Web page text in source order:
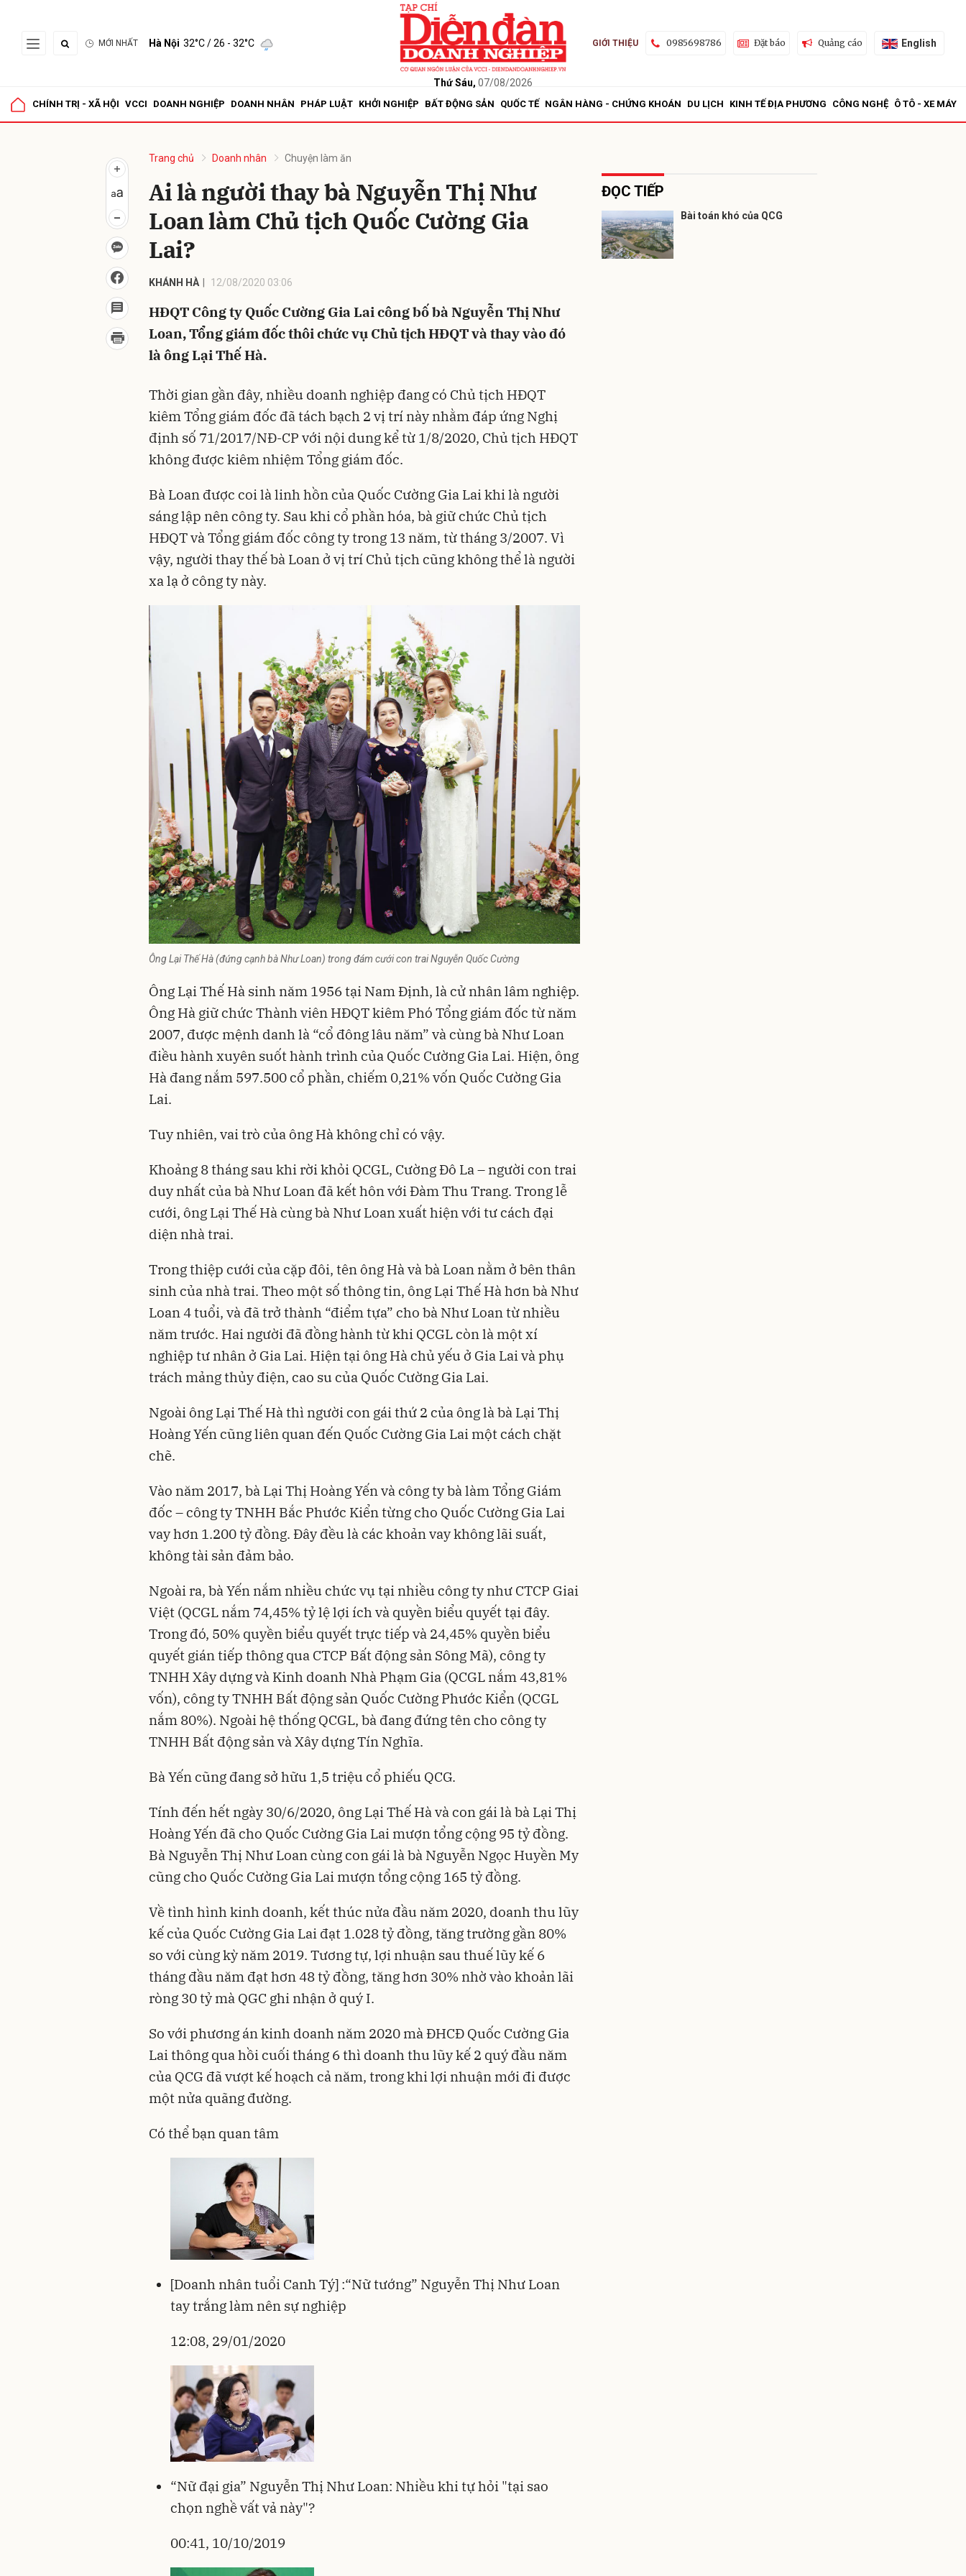
MỚI NHẤT Hà Nội 32°C/ 26 - 32°C
Thứ Sáu, 07/08/2026
GIỚI THIỆU 0985698786 Đặt báo Quảng cáo English
CHÍNH TRỊ - XÃ HỘI VCCI DOANH NGHIỆP DOANH NHÂN PHÁP LUẬT KHỞI NGHIỆP BẤT ĐỘNG SẢN QUỐC TẾ NGÂN HÀNG - CHỨNG KHOÁN DU LỊCH KINH TẾ ĐỊA PHƯƠNG CÔNG NGHỆ Ô TÔ - XE MÁY
Trang chủ Doanh nhân Chuyện làm ăn
Ai là người thay bà Nguyễn Thị Như
Loan làm Chủ tịch Quốc Cường Gia
Lai?
KHÁNH HÀ 12/08/2020 03:06
HĐQT Công ty Quốc Cường Gia Lai công bố bà Nguyễn Thị Như
Loan, Tổng giám đốc thôi chức vụ Chủ tịch HĐQT và thay vào đó
là ông Lại Thế Hà.
Thời gian gần đây, nhiều doanh nghiệp đang có Chủ tịch HĐQT
kiêm Tổng giám đốc đã tách bạch 2 vị trí này nhằm đáp ứng Nghị
định số 71/2017/NĐ-CP với nội dung kể từ 1/8/2020, Chủ tịch HĐQT
không được kiêm nhiệm Tổng giám đốc.
Bà Loan được coi là linh hồn của Quốc Cường Gia Lai khi là người
sáng lập nên công ty. Sau khi cổ phần hóa, bà giữ chức Chủ tịch
HĐQT và Tổng giám đốc công ty trong 13 năm, từ tháng 3/2007. Vì
vậy, người thay thế bà Loan ở vị trí Chủ tịch cũng không thể là người
xa lạ ở công ty này.
Ông Lại Thế Hà (đứng cạnh bà Như Loan) trong đám cưới con trai Nguyễn Quốc Cường
Ông Lại Thế Hà sinh năm 1956 tại Nam Định, là cử nhân lâm nghiệp.
Ông Hà giữ chức Thành viên HĐQT kiêm Phó Tổng giám đốc từ năm
2007, được mệnh danh là “cổ đông lâu năm” và cùng bà Như Loan
điều hành xuyên suốt hành trình của Quốc Cường Gia Lai. Hiện, ông
Hà đang nắm 597.500 cổ phần, chiếm 0,21% vốn Quốc Cường Gia
Lai.
Tuy nhiên, vai trò của ông Hà không chỉ có vậy.
Khoảng 8 tháng sau khi rời khỏi QCGL, Cường Đô La – người con trai
duy nhất của bà Như Loan đã kết hôn với Đàm Thu Trang. Trong lễ
cưới, ông Lại Thế Hà cùng bà Như Loan xuất hiện với tư cách đại
diện nhà trai.
Trong thiệp cưới của cặp đôi, tên ông Hà và bà Loan nằm ở bên thân
sinh của nhà trai. Theo một số thông tin, ông Lại Thế Hà hơn bà Như
Loan 4 tuổi, và đã trở thành “điểm tựa” cho bà Như Loan từ nhiều
năm trước. Hai người đã đồng hành từ khi QCGL còn là một xí
nghiệp tư nhân ở Gia Lai. Hiện tại ông Hà chủ yếu ở Gia Lai và phụ
trách mảng thủy điện, cao su của Quốc Cường Gia Lai.
Ngoài ông Lại Thế Hà thì người con gái thứ 2 của ông là bà Lại Thị
Hoàng Yến cũng liên quan đến Quốc Cường Gia Lai một cách chặt
chẽ.
Vào năm 2017, bà Lại Thị Hoàng Yến và công ty bà làm Tổng Giám
đốc – công ty TNHH Bắc Phước Kiển từng cho Quốc Cường Gia Lai
vay hơn 1.200 tỷ đồng. Đây đều là các khoản vay không lãi suất,
không tài sản đảm bảo.
Ngoài ra, bà Yến nắm nhiều chức vụ tại nhiều công ty như CTCP Giai
Việt (QCGL nắm 74,45% tỷ lệ lợi ích và quyền biểu quyết tại đây.
Trong đó, 50% quyền biểu quyết trực tiếp và 24,45% quyền biểu
quyết gián tiếp thông qua CTCP Bất động sản Sông Mã), công ty
TNHH Xây dựng và Kinh doanh Nhà Phạm Gia (QCGL nắm 43,81%
vốn), công ty TNHH Bất động sản Quốc Cường Phước Kiển (QCGL
nắm 80%). Ngoài hệ thống QCGL, bà đang đứng tên cho công ty
TNHH Bất động sản và Xây dựng Tín Nghĩa.
Bà Yến cũng đang sở hữu 1,5 triệu cổ phiếu QCG.
Tính đến hết ngày 30/6/2020, ông Lại Thế Hà và con gái là bà Lại Thị
Hoàng Yến đã cho Quốc Cường Gia Lai mượn tổng cộng 95 tỷ đồng.
Bà Nguyễn Thị Như Loan cùng con gái là bà Nguyễn Ngọc Huyền My
cũng cho Quốc Cường Gia Lai mượn tổng cộng 165 tỷ đồng.
Về tình hình kinh doanh, kết thúc nửa đầu năm 2020, doanh thu lũy
kế của Quốc Cường Gia Lai đạt 1.028 tỷ đồng, tăng trường gần 80%
so với cùng kỳ năm 2019. Tương tự, lợi nhuận sau thuế lũy kế 6
tháng đầu năm đạt hơn 48 tỷ đồng, tăng hơn 30% nhờ vào khoản lãi
ròng 30 tỷ mà QGC ghi nhận ở quý I.
So với phương án kinh doanh năm 2020 mà ĐHCĐ Quốc Cường Gia
Lai thông qua hồi cuối tháng 6 thì doanh thu lũy kế 2 quý đầu năm
của QCG đã vượt kế hoạch cả năm, trong khi lợi nhuận mới đi được
một nửa quãng đường.
Có thể bạn quan tâm
[Doanh nhân tuổi Canh Tý] :“Nữ tướng” Nguyễn Thị Như Loan
tay trắng làm nên sự nghiệp
12:08, 29/01/2020
“Nữ đại gia” Nguyễn Thị Như Loan: Nhiều khi tự hỏi "tại sao
chọn nghề vất vả này"?
00:41, 10/10/2019
ĐỌC TIẾP
Bài toán khó của QCG
Gửi